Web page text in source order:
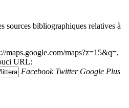
sources bibliographiques relatives à
maps.google.com/maps?z=15&q=,
URL:
Facebook Twitter Google Plus